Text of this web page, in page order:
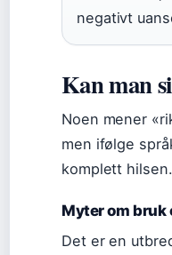
negativt
Kan man
Noen mener
men ifølge
komplett hilsen.
Myter om bruk
Det er en